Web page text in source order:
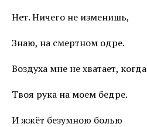
Нет. Ничего не изменишь,
Знаю, на смертном одре.
Воздуха мне не хватает, когда
Твоя рука на моем бедре.
И жжёт безумною болью